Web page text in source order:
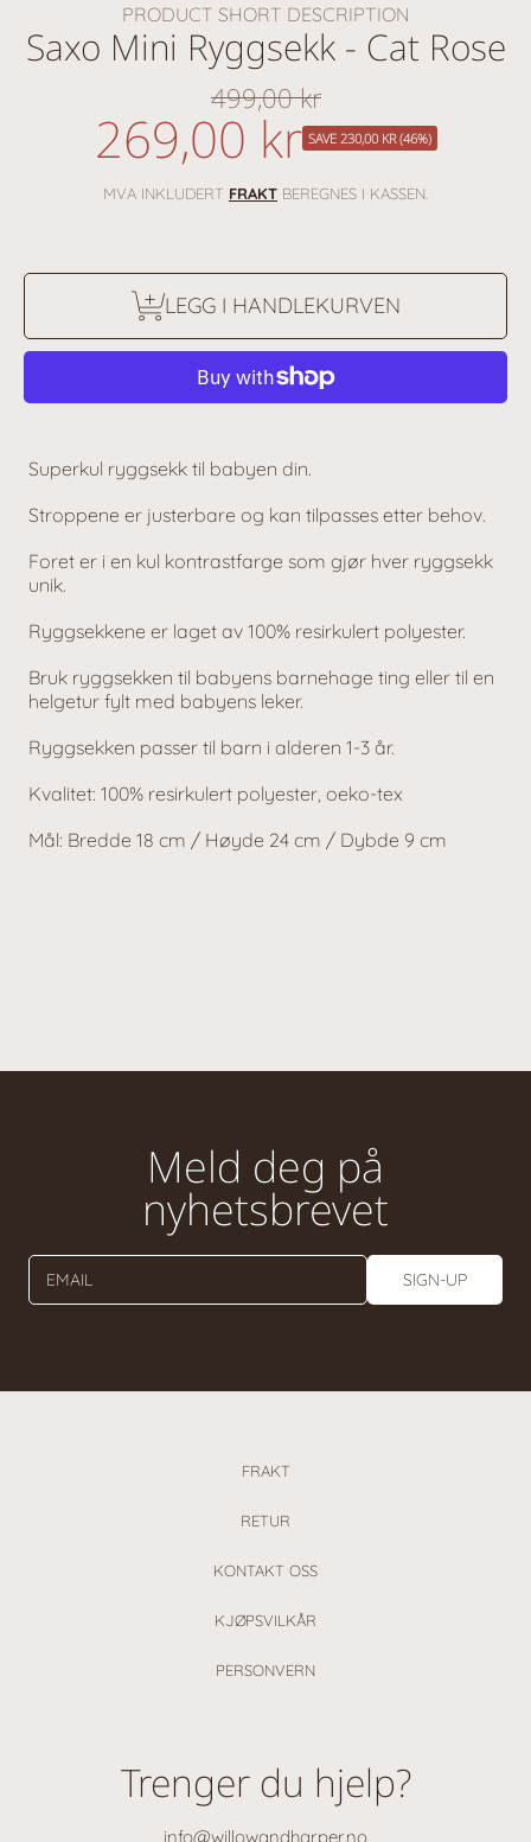
PRODUCT SHORT DESCRIPTION
Saxo Mini Ryggsekk - Cat Rose
Vanlig
pris
499,00 kr
nedsatt
pris
269,00 kr SAVE 230,00 KR (46%)
MVA INKLUDERT FRAKT BEREGNES I KASSEN.
LEGG I HANDLEKURVEN
Superkul ryggsekk til babyen din.
Stroppene er justerbare og kan tilpasses etter behov.
Foret er i en kul kontrastfarge som gjør hver ryggsekk
unik.
Ryggsekkene er laget av 100% resirkulert polyester.
Bruk ryggsekken til babyens barnehage ting eller til en
helgetur fylt med babyens leker.
Ryggsekken passer til barn i alderen 1-3 år.
Kvalitet: 100% resirkulert polyester, oeko-tex
Mål: Bredde 18 cm / Høyde 24 cm / Dybde 9 cm
Meld deg på
nyhetsbrevet
EMAIL SIGN-UP
FRAKT
RETUR
KONTAKT OSS
KJØPSVILKÅR
PERSONVERN
Trenger du hjelp?
info@willowandharper.no